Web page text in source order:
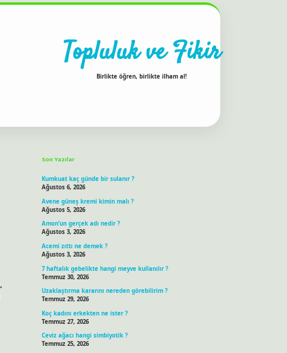
Topluluk ve Fikir
Birlikte öğren, birlikte ilham al!
Son Yazılar
Kumkuat kaç günde bir sulanır ?
Ağustos 6, 2026
Avene güneş kremi kimin malı ?
Ağustos 5, 2026
Amon’un gerçek adı nedir ?
Ağustos 3, 2026
Acemi zıttı ne demek ?
Ağustos 3, 2026
7 haftalık gebelikte hangi meyve kullanılır ?
Temmuz 30, 2026
Uzaklaştırma kararını nereden görebilirim ?
Temmuz 29, 2026
Koç kadını erkekten ne ister ?
Temmuz 27, 2026
Ceviz ağacı hangi simbiyotik ?
Temmuz 25, 2026